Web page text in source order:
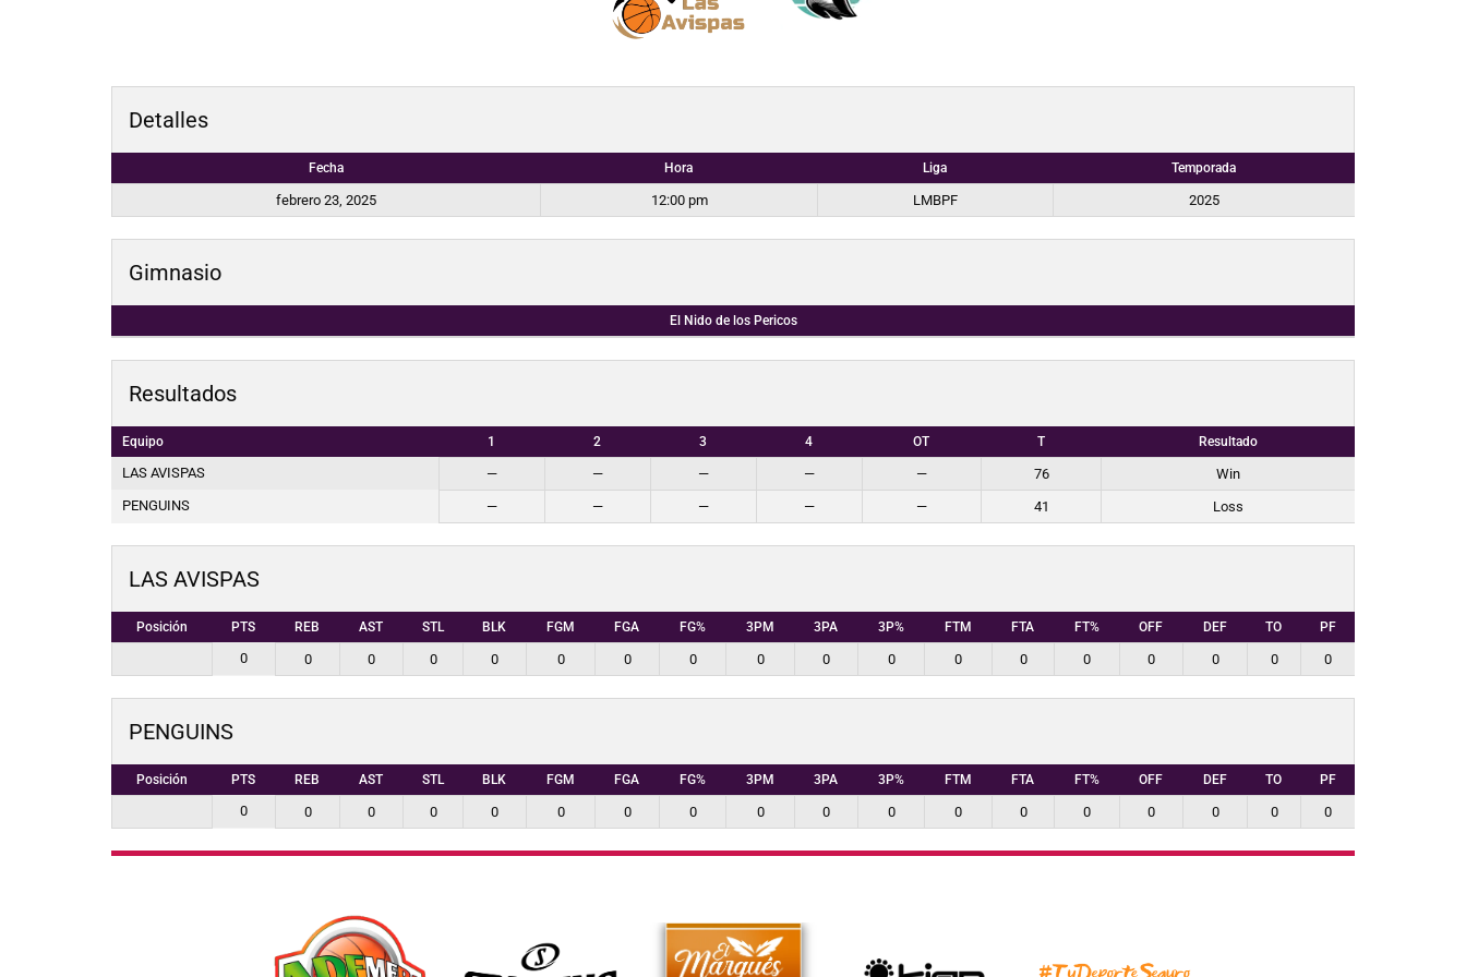
Detalles
Fecha Hora Liga Temporada
febrero 23, 2025 12:00 pm LMBPF 2025
Gimnasio
El Nido de los Pericos
Resultados
Equipo 1 2 3 4 OT T Resultado
LAS AVISPAS — — — — — 76
Win
PENGUINS
— — — — — 41 Loss
LAS AVISPAS
Posición PTS REB AST STL BLK FGM FGA FG% 3PM 3PA 3P% FTM FTA FT% OFF DEF TO PF
0 0 0 0 0 0 0 0 0 0 0 0 0 0 0 0 0 0
PENGUINS
Posición PTS REB AST STL BLK FGM FGA FG% 3PM 3PA 3P% FTM FTA FT% OFF DEF TO PF
0 0 0 0 0 0 0 0 0 0 0 0 0 0 0 0 0 0